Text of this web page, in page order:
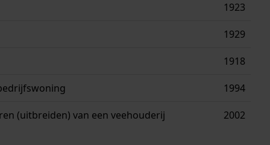
1923
1929
1918
1994
(uitbreiden) van een veehouderij 2002